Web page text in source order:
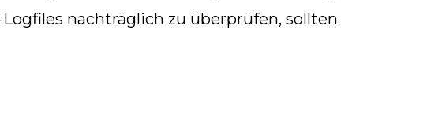
nachträglich zu überprüfen, sollten